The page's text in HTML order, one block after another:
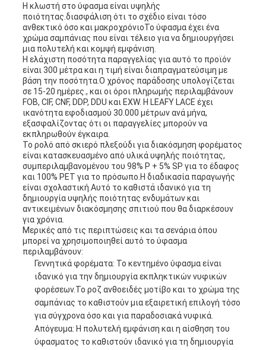
Η κλωστή στο ύφασμα είναι υψηλής
ποιότητας.διασφάλιση ότι το σχέδιο είναι τόσο
ανθεκτικό όσο και μακροχρόνιοΤο ύφασμα έχει ένα
χρώμα σαμπάνιας που είναι τέλειο για να δημιουργήσει
μια πολυτελή και κομψή εμφάνιση.
Η ελάχιστη ποσότητα παραγγελίας για αυτό το προϊόν
είναι 300 μέτρα και η τιμή είναι διαπραγματεύσιμη με
βάση την ποσότητα.Ο χρόνος παράδοσης υπολογίζεται
σε 15-20 ημέρες., και οι όροι πληρωμής περιλαμβάνουν
FOB, CIF, CNF, DDP, DDU και EXW. Η LEAFY LACE έχει
ικανότητα εφοδιασμού 30.000 μέτρων ανά μήνα,
εξασφαλίζοντας ότι οι παραγγελίες μπορούν να
εκπληρωθούν έγκαιρα.
Το ρολό από σκιερό πλεξούδι για διακόσμηση φορέματος
είναι κατασκευασμένο από υλικά υψηλής ποιότητας,
συμπεριλαμβανομένου του 98% P + 5% SP για το έδαφος
και 100% PET για το πρόσωπο.Η διαδικασία παραγωγής
είναι σχολαστική.Αυτό το καθιστά ιδανικό για τη
δημιουργία υψηλής ποιότητας ενδυμάτων και
αντικειμένων διακόσμησης σπιτιού που θα διαρκέσουν
για χρόνια.
Μερικές από τις περιπτώσεις και τα σενάρια όπου
μπορεί να χρησιμοποιηθεί αυτό το ύφασμα
περιλαμβάνουν:
Γεννητικά φορέματα: Το κεντημένο ύφασμα είναι
ιδανικό για την δημιουργία εκπληκτικών νυφικών
φορέσεων.Το ροζ ανθοειδές μοτίβο και το χρώμα της
σαμπάνιας το καθιστούν μια εξαιρετική επιλογή τόσο
για σύγχρονα όσο και για παραδοσιακά νυφικά.
Απόγευμα: Η πολυτελή εμφάνιση και η αίσθηση του
ύφασματος το καθιστούν ιδανικό για τη δημιουργία